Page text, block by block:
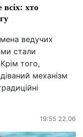
хто
ведучих
стали
того,
механізм
19:55 22.06